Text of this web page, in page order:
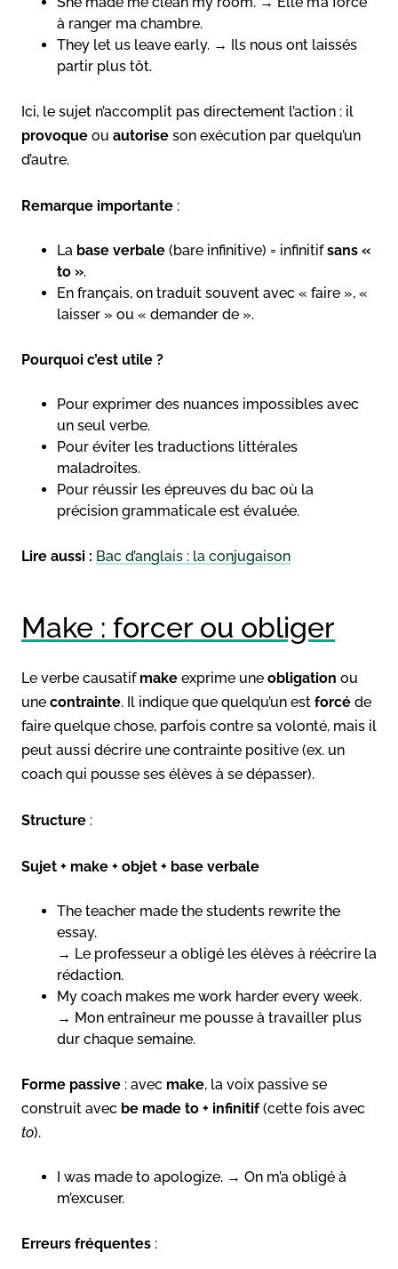
à ranger ma chambre.
They let us leave early. → Ils nous ont laissés
partir plus tôt.
Ici, le sujet n’accomplit pas directement l’action : il
provoque ou autorise son exécution par quelqu’un
d’autre.
Remarque importante :
La base verbale (bare infinitive) = infinitifsans «
to ».
En français, on traduit souvent avec « faire », «
laisser » ou « demander de ».
Pourquoi c’est utile ?
Pour exprimer des nuances impossibles avec
un seul verbe.
Pour éviter les traductions littérales
maladroites.
Pour réussir les épreuves du bac où la
précision grammaticale est évaluée.
Lire aussi : Bac d’anglais : la conjugaison
Make : forcer ou obliger
Le verbe causatif make exprime une obligation ou
une contrainte. Il indique que quelqu’un est forcé de
faire quelque chose, parfois contre sa volonté, mais il
peut aussi décrire une contrainte positive (ex. un
coach qui pousse ses élèves à se dépasser).
Structure :
Sujet + make + objet + base verbale
The teacher made the students rewrite the
essay.
→ Le professeur a obligé les élèves à réécrire la
rédaction.
My coach makes me work harder every week.
→ Mon entraîneur me pousse à travailler plus
dur chaque semaine.
Forme passive : avec make, la voix passive se
construit avec be made to + infinitif(cette fois avec
to).
I was made to apologize. → On m’a obligé à
m’excuser.
Erreurs fréquentes :